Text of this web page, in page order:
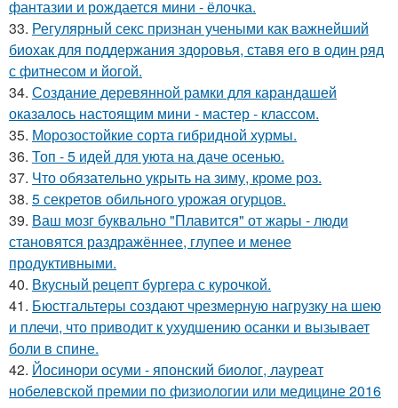
фантазии и рождается мини - ёлочка.
33. Регулярный секс признан учеными как важнейший
биохак для поддержания здоровья, ставя его в один ряд
с фитнесом и йогой.
34. Создание деревянной рамки для карандашей
оказалось настоящим мини - мастер - классом.
35. Морозостойкие сорта гибридной хурмы.
36. Топ - 5 идей для уюта на даче осенью.
37. Что обязательно укрыть на зиму, кроме роз.
38. 5 секретов обильного урожая огурцов.
39. Ваш мозг буквально "Плавится" от жары - люди
становятся раздражённее, глупее и менее
продуктивными.
40. Вкусный рецепт бургера с курочкой.
41. Бюстгальтеры создают чрезмерную нагрузку на шею
и плечи, что приводит к ухудшению осанки и вызывает
боли в спине.
42. Йосинори осуми - японский биолог, лауреат
нобелевской премии по физиологии или медицине 2016